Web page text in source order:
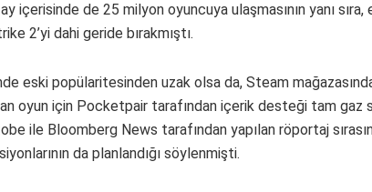
içerisinde de 25 milyon oyuncuya ulaşmasının yanı sıra,
2’yi dahi geride bırakmıştı.
eski popülaritesinden uzak olsa da, Steam
oyun için Pocketpair tarafından içerik desteği tam gaz
ile Bloomberg News tarafından yapılan röportaj
da planlandığı söylenmişti.